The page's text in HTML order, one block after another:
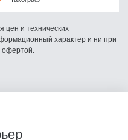
цен и технических
характер и ни при
офертой.